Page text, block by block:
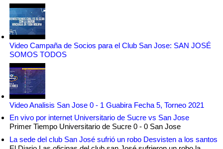
Video Campaña de Socios para el Club San Jose: SAN JOSÉ
SOMOS TODOS
Video Analisis San Jose 0 - 1 Guabira Fecha 5, Torneo 2021
En vivo por internet Universitario de Sucre vs San Jose
Primer Tiempo Universitario de Sucre 0 - 0 San Jose
La sede del club San José sufrió un robo Desvisten a los santos